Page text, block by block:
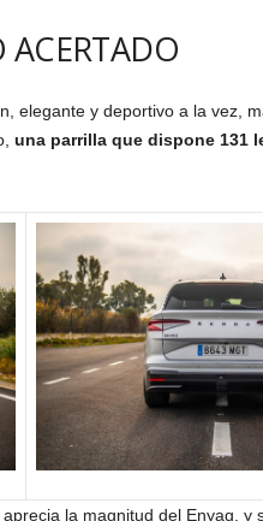
ACERTADO
elegante y deportivo a la vez,
una parrilla que dispone 131
la magnitud del Enyaq,